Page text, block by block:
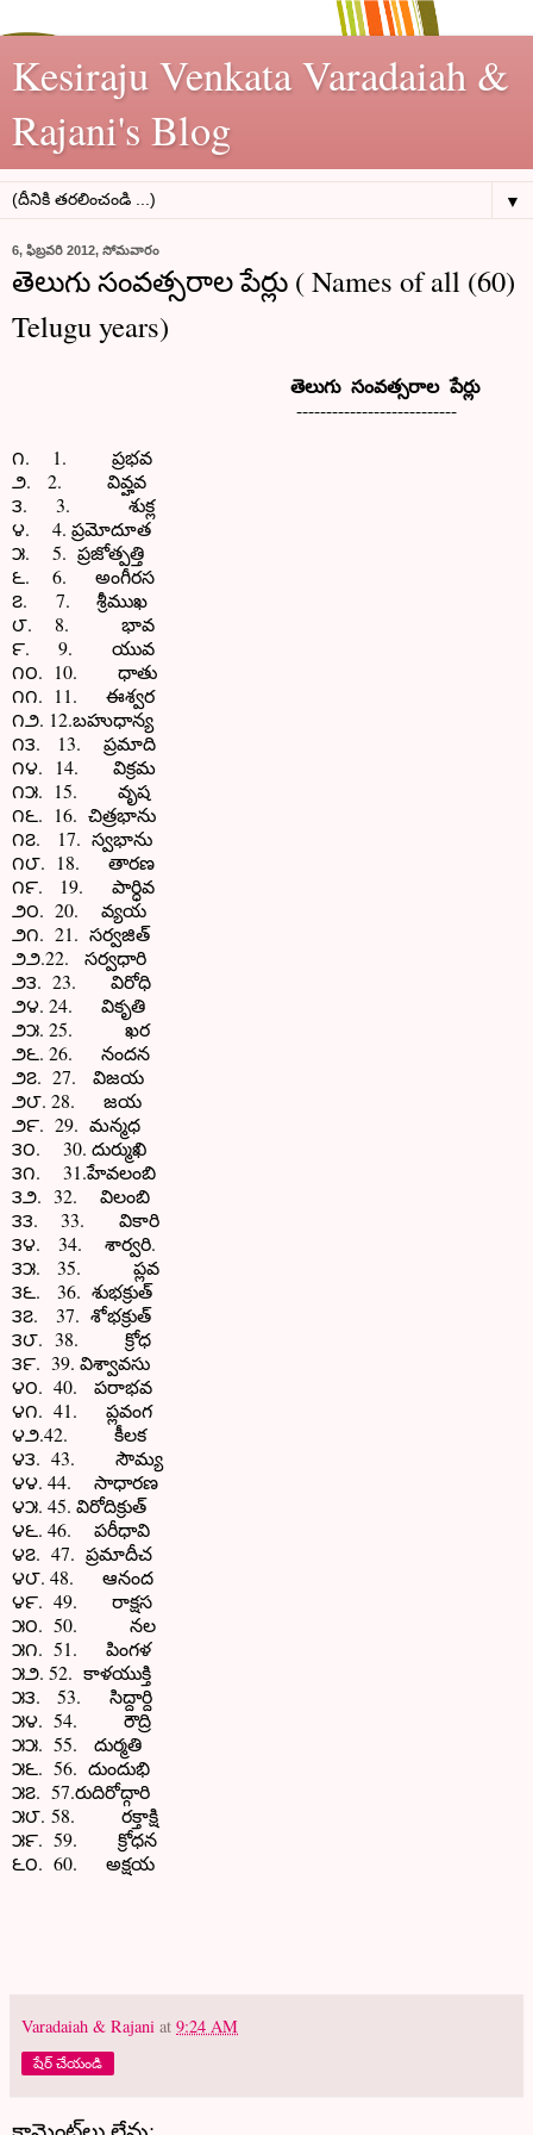
Kesiraju Venkata Varadaiah &
Rajani's Blog
▼
6, ఫిబ్రవరి 2012, సోమవారం
తెలుగు సంవత్సరాల పేర్లు ( Names of all (60)
Telugu years)
తెలుగు సంవత్సరాల పేర్లు
---------------------------
౧. 1. ప్రభవ
౨. 2. వివ్హవ
౩. 3. శుక్ల
౪. 4. ప్రమోదూత
౫. 5. ప్రజోత్పత్తి
౬. 6. అంగీరస
౭. 7. శ్రీముఖ
౮. 8. భావ
౯. 9. యువ
౧౦. 10. ధాతు
౧౧. 11. ఈశ్వర
౧౨. 12.బహుధాన్య
౧౩. 13. ప్రమాది
౧౪. 14. విక్రమ
౧౫. 15. వృష
౧౬. 16. చిత్రభాను
౧౭. 17. స్వభాను
౧౮. 18. తారణ
౧౯. 19. పార్ధివ
౨౦. 20. వ్యయ
౨౧. 21. సర్వజిత్
౨౨.22. సర్వధారి
౨౩. 23. విరోధి
౨౪. 24. వికృతి
౨౫. 25. ఖర
౨౬. 26. నందన
౨౭. 27. విజయ
౨౮. 28. జయ
౨౯. 29. మన్మధ
౩౦. 30. దుర్ముఖి
౩౧. 31.హేవలంబి
౩౨. 32. విలంబి
౩౩. 33. వికారి
౩౪. 34. శార్వరి.
౩౫. 35. ప్లవ
౩౬. 36. శుభక్రుత్
౩౭. 37. శోభక్రుత్
౩౮. 38. క్రోధ
౩౯. 39. విశ్వావసు
౪౦. 40. పరాభవ
౪౧. 41. ప్లవంగ
౪౨.42. కీలక
౪౩. 43. సౌమ్య
౪౪. 44. సాధారణ
౪౫. 45. విరోదిక్రుత్
౪౬. 46. పరీధావి
౪౭. 47. ప్రమాదీచ
౪౮. 48. ఆనంద
౪౯. 49. రాక్షస
౫౦. 50. నల
౫౧. 51. పింగళ
౫౨. 52. కాళయుక్తి
౫౩. 53. సిద్దార్ది
౫౪. 54. రౌద్రి
౫౫. 55. దుర్మతి
౫౬. 56. దుందుభి
౫౭. 57.రుదిరోద్గారి
౫౮. 58. రక్తాక్షి
౫౯. 59. క్రోధన
౬౦. 60. అక్షయ
Varadaiah & Rajani at 9:24 AM
షేర్ చేయండి